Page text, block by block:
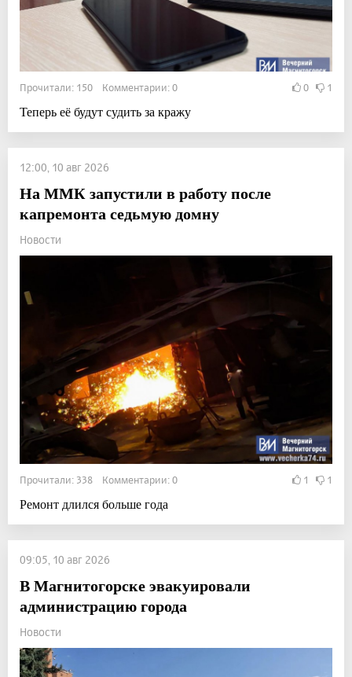
Прочитали: 150 Комментарии: 0 0 1
Теперь её будут судить за кражу
12:00, 10 авг 2026
На ММК запустили в работу после
капремонта седьмую домну
Новости
Прочитали: 338 Комментарии: 0 1 1
Ремонт длился больше года
09:05, 10 авг 2026
В Магнитогорске эвакуировали
администрацию города
Новости